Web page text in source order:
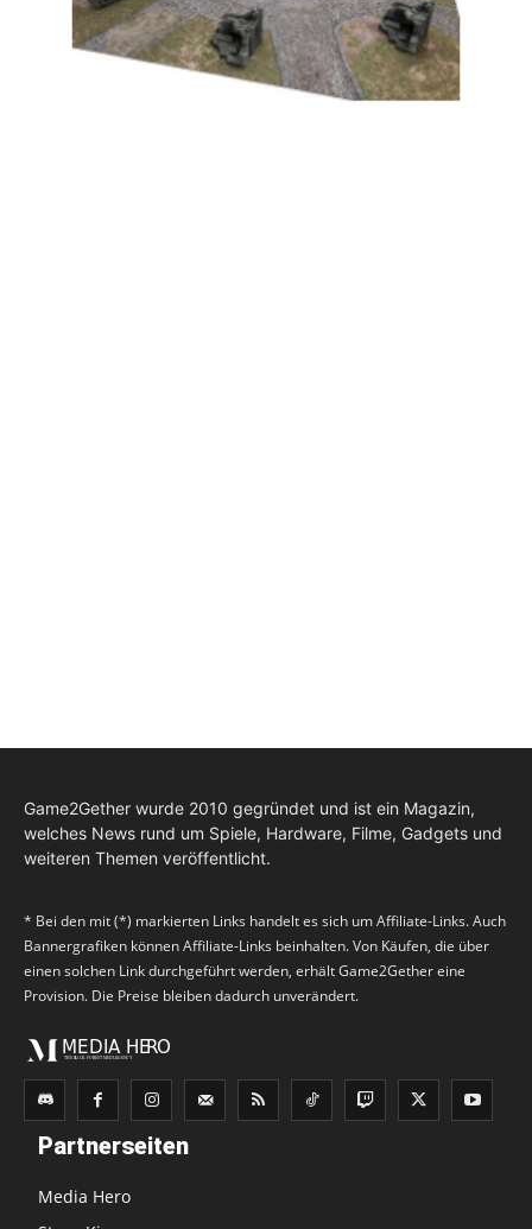
Game2Gether wurde 2010 gegründet und ist ein Magazin,
welches News rund um Spiele, Hardware, Filme, Gadgets und
weiteren Themen veröffentlicht.
* Bei den mit (*) markierten Links handelt es sich um Affiliate-Links. Auch
Bannergrafiken können Affiliate-Links beinhalten. Von Käufen, die über
einen solchen Link durchgeführt werden, erhält Game2Gether eine
Provision. Die Preise bleiben dadurch unverändert.
Partnerseiten
Media Hero